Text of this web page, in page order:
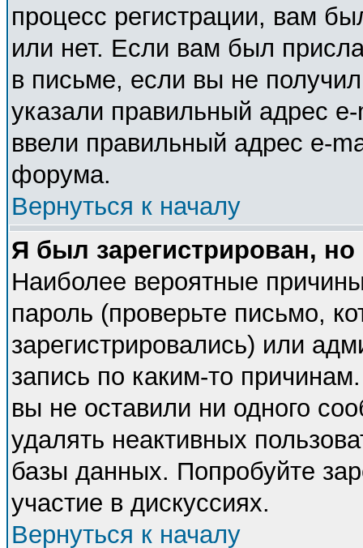
процесс регистрации, вам
или нет. Если вам был
в письме, если вы не
указали правильный адрес
ввели правильный адрес e-
форума.
Вернуться к началу
Я был зарегистрирован,
Наиболее вероятные
пароль (проверьте письмо,
зарегистрировались) или
запись по каким-то
вы не оставили ни одного
удалять неактивных
базы данных. Попробуйте
участие в дискуссиях.
Вернуться к началу